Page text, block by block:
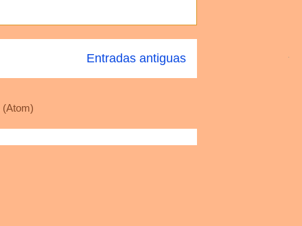
Entradas antiguas
(Atom)